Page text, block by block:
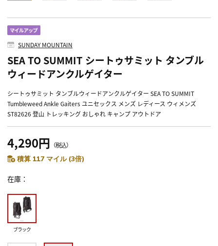
SUNDAY MOUNTAIN
SEA TO SUMMIT シートゥサミット タンブル
ウィードアンクルゲイター
シートゥサミット タンブルウィードアンクルゲイター SEA TO SUMMIT
Tumbleweed Ankle Gaiters ユニセックス メンズ レディース ウィメンズ
ST82626 登山 トレッキング おしゃれ キャンプ アウトドア
4,290円 （税込）
積算 117 マイル (3倍)
在庫
ブラック